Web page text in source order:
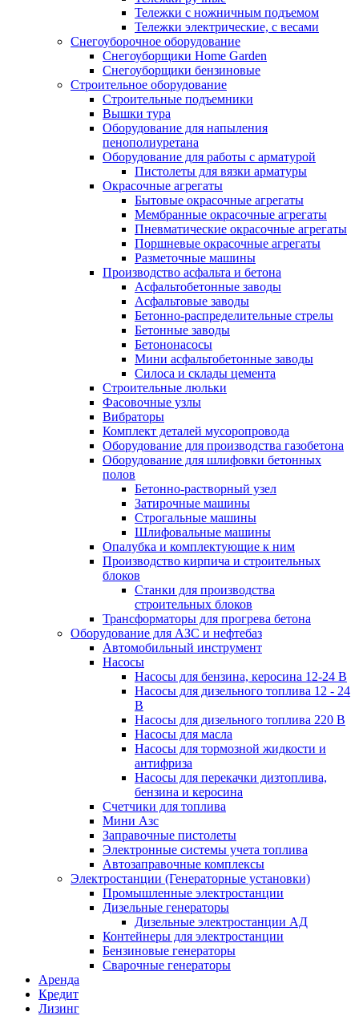
Тележки с ножничным подъемом
Тележки электрические, с весами
Снегоуборочное оборудование
Снегоуборщики Home Garden
Снегоуборщики бензиновые
Строительное оборудование
Cтроительные подъемники
Вышки тура
Оборудование для напыления
пенополиуретана
Оборудование для работы с арматурой
Пистолеты для вязки арматуры
Окрасочные агрегаты
Бытовые окрасочные агрегаты
Мембранные окрасочные агрегаты
Пневматические окрасочные агрегаты
Поршневые окрасочные агрегаты
Разметочные машины
Производство асфальта и бетона
Асфальтобетонные заводы
Асфальтовые заводы
Бетонно-распределительные стрелы
Бетонные заводы
Бетононасосы
Мини асфальтобетонные заводы
Силоса и склады цемента
Строительные люльки
Фасовочные узлы
Вибраторы
Комплект деталей мусоропровода
Оборудование для производства газобетона
Оборудование для шлифовки бетонных
полов
Бетонно-растворный узел
Затирочные машины
Строгальные машины
Шлифовальные машины
Опалубка и комплектующие к ним
Производство кирпича и строительных
блоков
Cтанки для производства
строительных блоков
Трансформаторы для прогрева бетона
Оборудование для АЗС и нефтебаз
Автомобильный инструмент
Насосы
Насосы для бензина, керосина 12-24 В
Насосы для дизельного топлива 12 - 24
В
Насосы для дизельного топлива 220 В
Насосы для масла
Насосы для тормозной жидкости и
антифриза
Насосы для перекачки дизтоплива,
бензина и керосина
Счетчики для топлива
Мини Азс
Заправочные пистолеты
Электронные системы учета топлива
Автозаправочные комплексы
Электростанции (Генераторные установки)
Промышленные электростанции
Дизельные генераторы
Дизельные электростанции АД
Контейнеры для электростанции
Бензиновые генераторы
Сварочные генераторы
Аренда
Кредит
Лизинг